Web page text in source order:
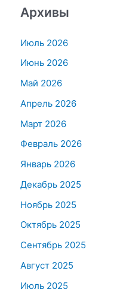
Архивы
Июль 2026
Июнь 2026
Май 2026
Апрель 2026
Март 2026
Февраль 2026
Январь 2026
Декабрь 2025
Ноябрь 2025
Октябрь 2025
Сентябрь 2025
Август 2025
Июль 2025